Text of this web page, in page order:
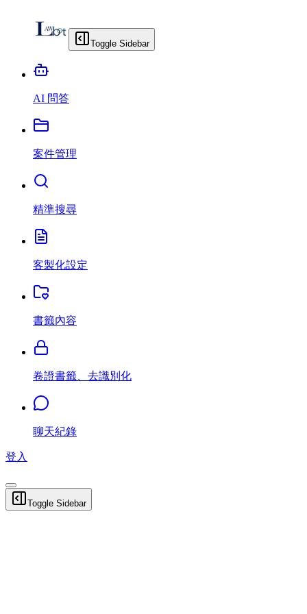
Toggle Sidebar
AI 問答
案件管理
精準搜尋
客製化設定
書籤內容
卷證書籤、去識別化
聊天紀錄
登入
Toggle Sidebar